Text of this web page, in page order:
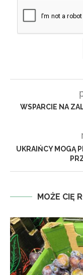
WSPARCIE NA
UKRAIŃCY MOGĄ
MOŻE CIĘ